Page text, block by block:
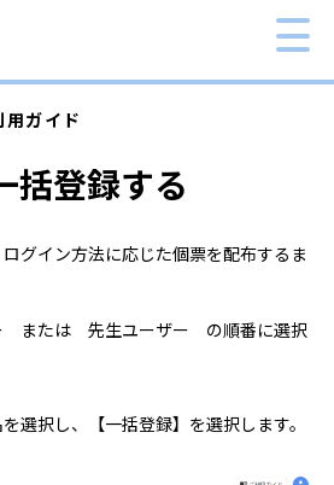
用ガイド
括登録する
グイン方法に応じた個票を配布するま
たは 先生ユーザー の順番に選択
選択し、【一括登録】を選択します。